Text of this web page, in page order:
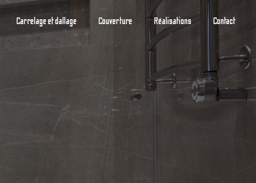
Carrelage et dallage Couverture Réalisations Contact